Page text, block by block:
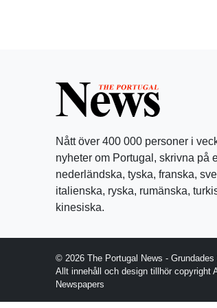
Nått över 400 000 personer i
nyheter om Portugal, skrivna på
nederländska, tyska, franska,
italienska, ryska, rumänska,
kinesiska.
© 2026 The Portugal News - Grundades
Allt innehåll och design tillhör copyright
Newspapers